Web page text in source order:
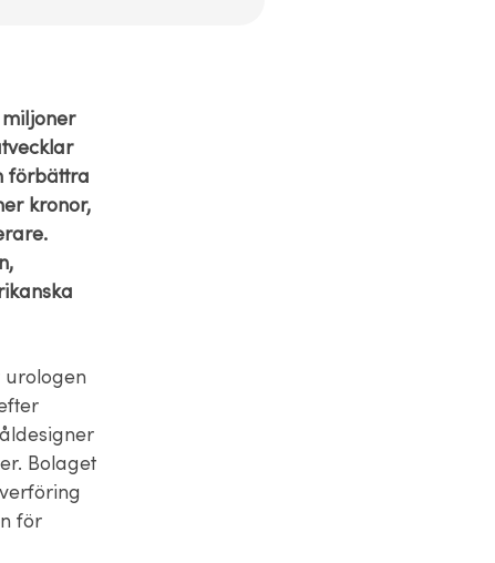
förbättra
kronor,
urologen
Bolaget
för